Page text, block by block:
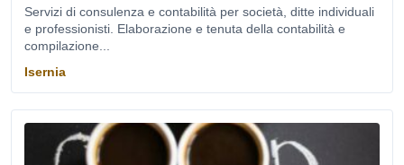
Servizi di consulenza e contabilità per società, ditte individuali
e professionisti. Elaborazione e tenuta della contabilità e
compilazione...
Isernia